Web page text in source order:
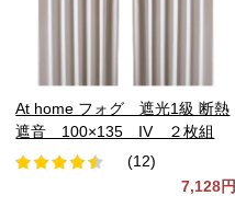
At home フォグ 遮光1級 断熱
遮音 100×135 IV ２枚組
(12)
7,128円